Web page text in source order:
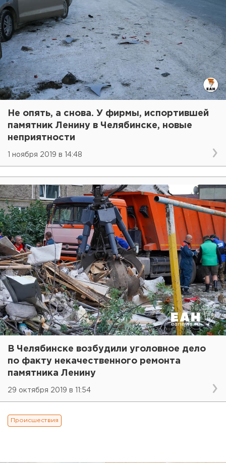
Не опять, а снова. У фирмы, испортившей
памятник Ленину в Челябинске, новые
неприятности
1 ноября 2019 в 14:48
В Челябинске возбудили уголовное дело
по факту некачественного ремонта
памятника Ленину
29 октября 2019 в 11:54
Происшествия